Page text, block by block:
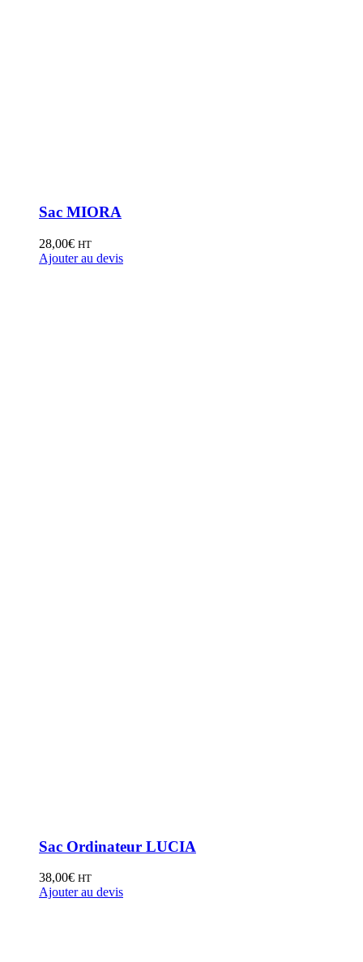
Sac MIORA
28,00€ HT
Ajouter au devis
Sac Ordinateur LUCIA
38,00€ HT
Ajouter au devis